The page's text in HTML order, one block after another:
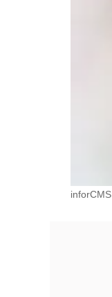
inforCMS